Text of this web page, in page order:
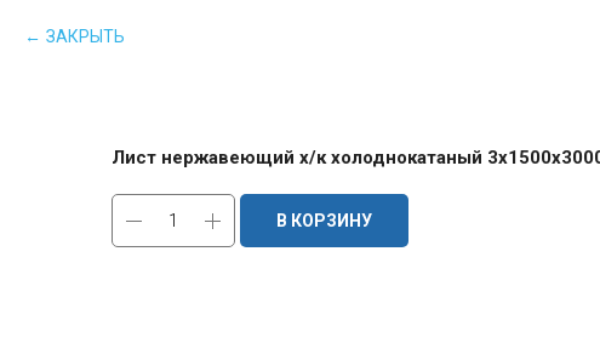
ЗАКРЫТЬ
Лист нержавеющий х/к холоднокатаный
В КОРЗИНУ